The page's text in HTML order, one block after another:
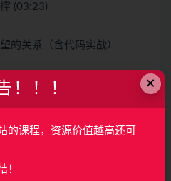
(03:23)
的关系（含代码实战）
(01:39)
×
！！！
的课程，资源价值越高还可
！